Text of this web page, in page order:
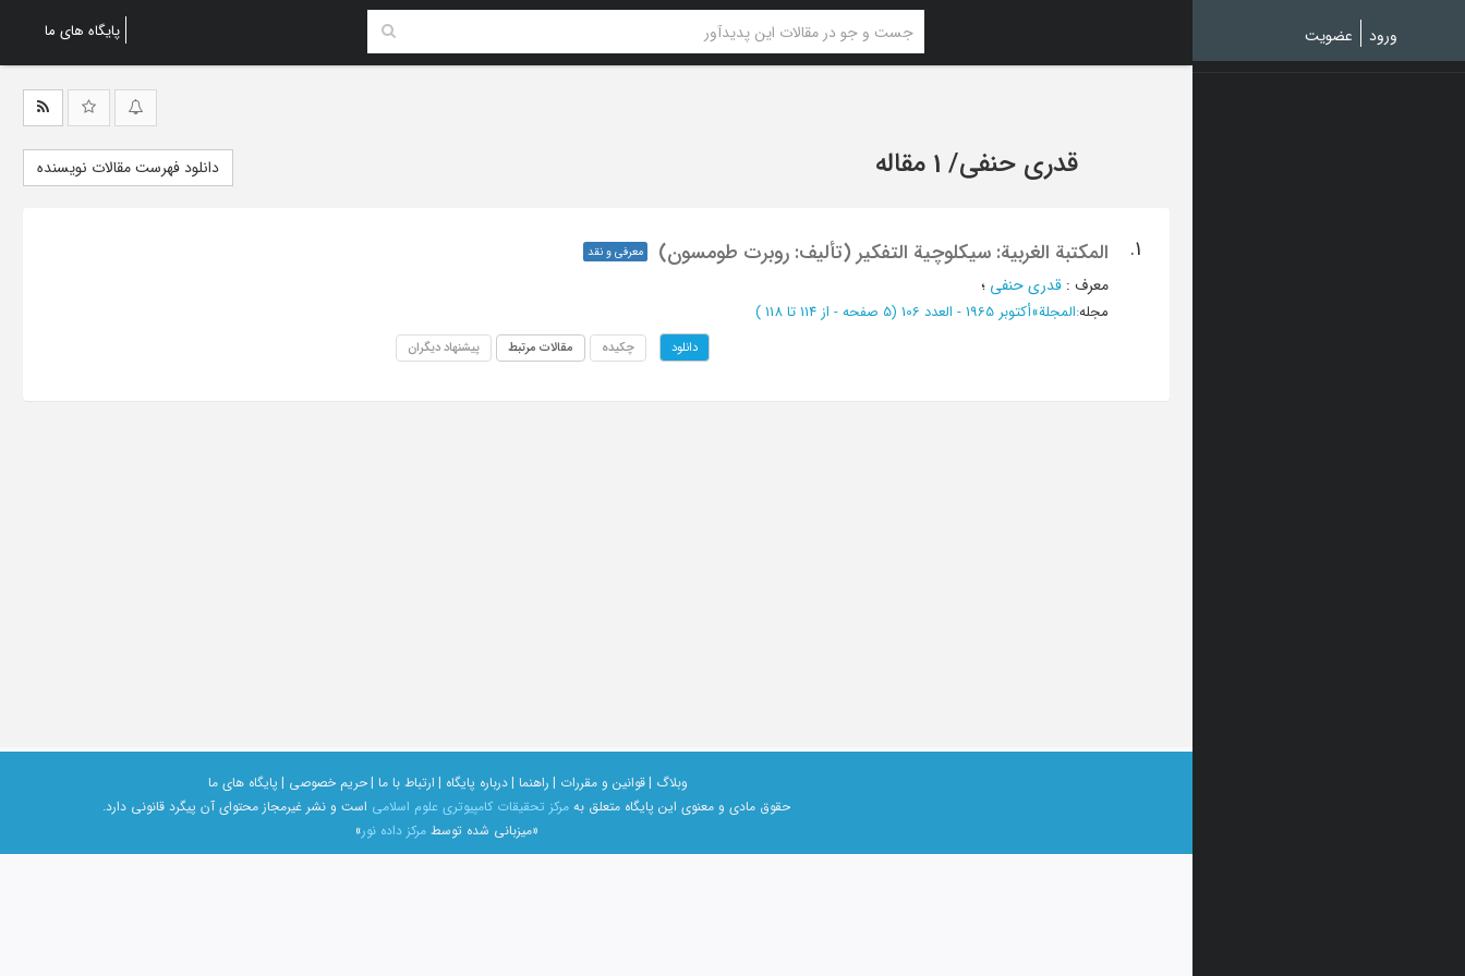
پایگاه های ما ورود عضویت
قدری حنفی/ 1 مقاله دانلود فهرست مقالات نویسنده
1. المکتبة الغربیة: سیکلوچیة التفکیر (تألیف: روبرت طومسون) معرفی و نقد
معرف : قدری حنفی ؛
مجله:المجلة»أکتوبر 1965 - العدد 106 (‎5 صفحه - از 114 تا 118 )
دانلود چکیده مقالات مرتبط پیشنهاد دیگران
وبلاگ |قوانین و مقررات | راهنما |درباره پایگاه | ارتباط با ما |حریم خصوصی | پایگاه های ما
حقوق مادی و معنوی اين پايگاه متعلق به مرکز تحقیقات کامپیوتری علوم اسلامی است و نشر غیرمجاز محتوای آن پیگرد قانونی دارد.
«میزبانی شده توسطمرکز داده نور»